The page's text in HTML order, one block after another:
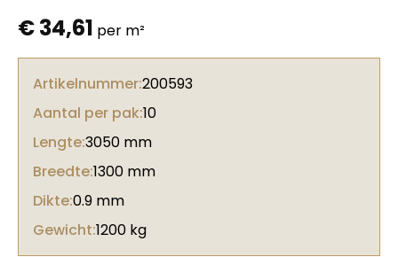
€34,61 per m²
Artikelnummer:200593
Aantal per pak:10
Lengte:3050 mm
Breedte:1300 mm
Dikte:0.9 mm
Gewicht:1200 kg